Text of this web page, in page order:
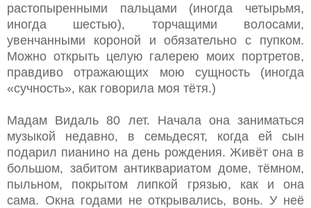
растопыренными пальцами (иногда четырьмя,
иногда шестью), торчащими волосами,
увенчанными короной и обязательно с пупком.
Можно открыть целую галерею моих портретов,
правдиво отражающих мою сущность (иногда
«сучность», как говорила моя тётя.)
Мадам Видаль 80 лет. Начала она заниматься
музыкой недавно, в семьдесят, когда ей сын
подарил пианино на день рождения. Живёт она в
большом, забитом антиквариатом доме, тёмном,
пыльном, покрытом липкой грязью, как и она
сама. Окна годами не открывались, вонь. У неё